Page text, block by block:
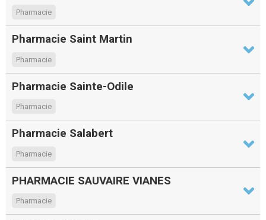
Pharmacie
Pharmacie Saint Martin
Pharmacie
Pharmacie Sainte-Odile
Pharmacie
Pharmacie Salabert
Pharmacie
PHARMACIE SAUVAIRE VIANES
Pharmacie